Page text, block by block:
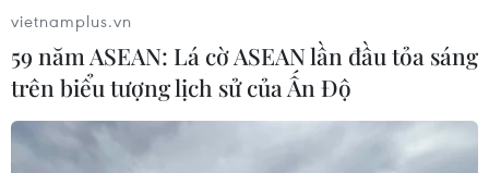
vietnamplus.vn
59 năm ASEAN: Lá cờ ASEAN lần đầu tỏa sáng
trên biểu tượng lịch sử của Ấn Độ